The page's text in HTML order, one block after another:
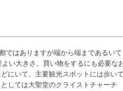
ではありますが端から端まであるいて
い大きさ。買い物をするにも必要な
にいて、主要観光スポットには歩いて
しては大聖堂のクライストチャーチ